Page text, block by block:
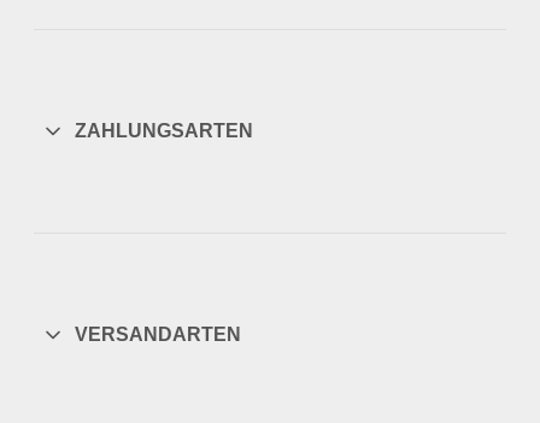
ZAHLUNGSARTEN
VERSANDARTEN